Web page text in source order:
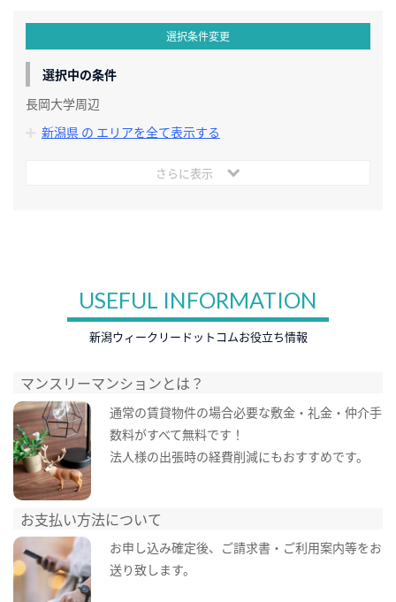
選択条件変更
選択中の条件
長岡大学周辺
新潟県 の エリアを全て表示する
さらに表示
USEFUL INFORMATION
新潟ウィークリードットコムお役立ち情報
マンスリーマンションとは？
通常の賃貸物件の場合必要な敷金・礼金・仲介手
数料がすべて無料です！
法人様の出張時の経費削減にもおすすめです。
お支払い方法について
お申し込み確定後、ご請求書・ご利用案内等をお
送り致します。